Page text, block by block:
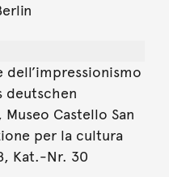
dell’impressionismo
deutschen
Castello San
per la cultura
Kat.-Nr. 30